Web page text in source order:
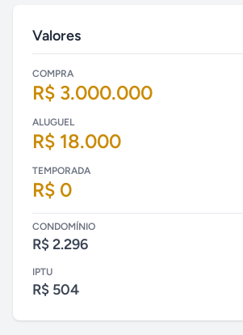
Valores
COMPRA
R$ 3.000.000
ALUGUEL
R$ 18.000
TEMPORADA
R$ 0
CONDOMÍNIO
R$ 2.296
IPTU
R$ 504